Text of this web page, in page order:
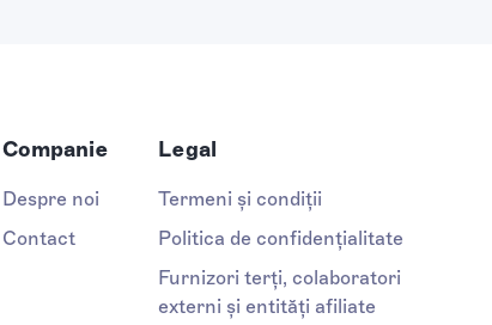
Companie
Despre noi
Contact
Legal
Termeni și condiții
Politica de confidențialitate
Furnizori terți, colaboratori
externi și entități afiliate